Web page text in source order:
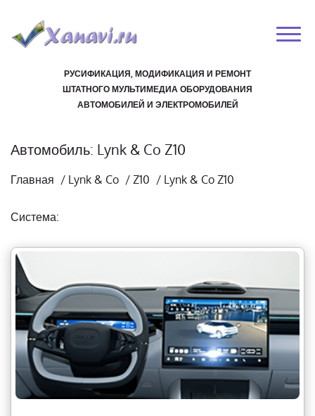
РУСИФИКАЦИЯ, МОДИФИКАЦИЯ И РЕМОНТ
ШТАТНОГО МУЛЬТИМЕДИА ОБОРУДОВАНИЯ
АВТОМОБИЛЕЙ И ЭЛЕКТРОМОБИЛЕЙ
Автомобиль: Lynk & Co Z10
Главная / Lynk & Co / Z10 / Lynk & Co Z10
Система: